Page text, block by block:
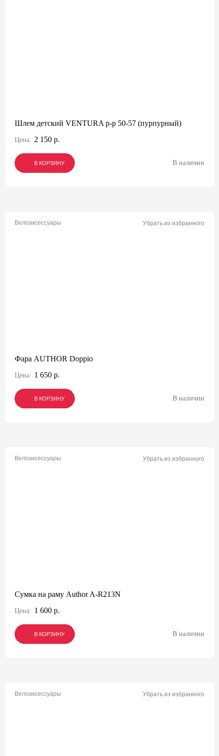
Шлем детский VENTURA р-р 50-57 (пурпурный)
Цена: 2 150 р.
В КОРЗИНУ
В КОРЗИНУ
В КОРЗИНУ В наличии
Велоаксессуары Убрать из избранного
Фара AUTHOR Doppio
Цена: 1 650 р.
В КОРЗИНУ
В КОРЗИНУ
В КОРЗИНУ В наличии
Велоаксессуары Убрать из избранного
Сумка на раму Author A-R213N
Цена: 1 600 р.
В КОРЗИНУ
В КОРЗИНУ
В КОРЗИНУ В наличии
Велоаксессуары Убрать из избранного